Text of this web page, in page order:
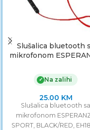
Slušalica bluetooth
mikrofonom
EH188R
✓ Na zalihi
25.00 KM
Slušalica bluetooth sa
mikrofonom
SPORT, BLACK/RED,